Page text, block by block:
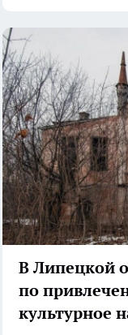
В Липецкой
по
культурное